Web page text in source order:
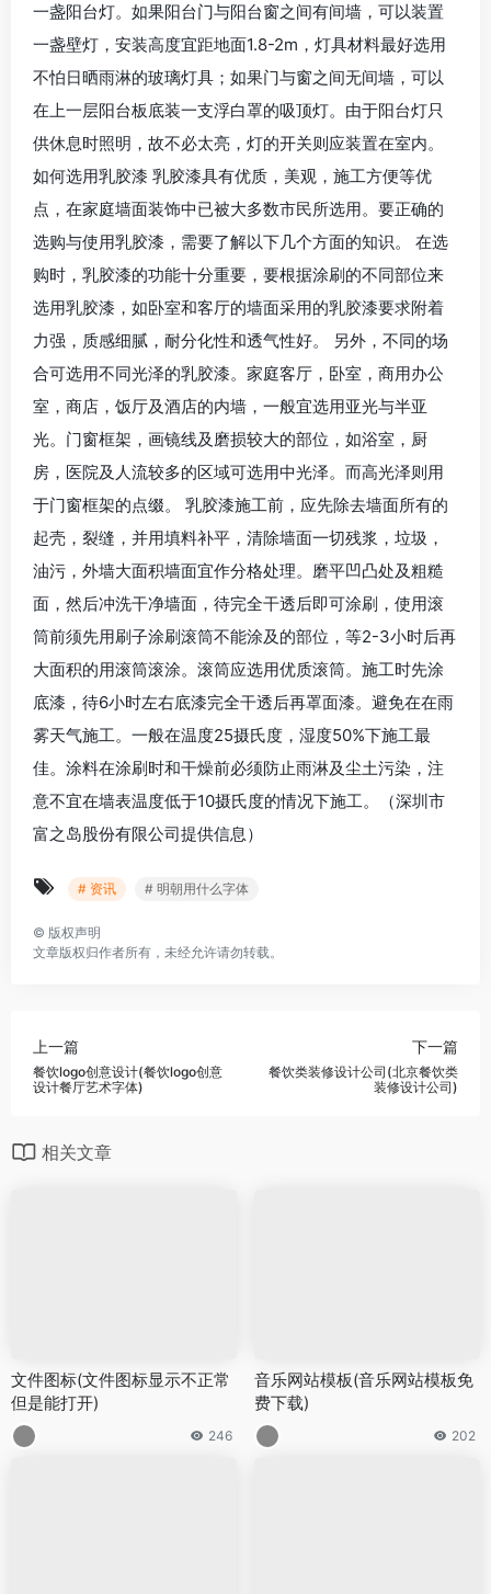
一盏阳台灯。如果阳台门与阳台窗之间有间墙，可以装置
一盏壁灯，安装高度宜距地面1.8-2m，灯具材料最好选用
不怕日晒雨淋的玻璃灯具；如果门与窗之间无间墙，可以
在上一层阳台板底装一支浮白罩的吸顶灯。由于阳台灯只
供休息时照明，故不必太亮，灯的开关则应装置在室内。
如何选用乳胶漆 乳胶漆具有优质，美观，施工方便等优
点，在家庭墙面装饰中已被大多数市民所选用。要正确的
选购与使用乳胶漆，需要了解以下几个方面的知识。 在选
购时，乳胶漆的功能十分重要，要根据涂刷的不同部位来
选用乳胶漆，如卧室和客厅的墙面采用的乳胶漆要求附着
力强，质感细腻，耐分化性和透气性好。 另外，不同的场
合可选用不同光泽的乳胶漆。家庭客厅，卧室，商用办公
室，商店，饭厅及酒店的内墙，一般宜选用亚光与半亚
光。门窗框架，画镜线及磨损较大的部位，如浴室，厨
房，医院及人流较多的区域可选用中光泽。而高光泽则用
于门窗框架的点缀。 乳胶漆施工前，应先除去墙面所有的
起壳，裂缝，并用填料补平，清除墙面一切残浆，垃圾，
油污，外墙大面积墙面宜作分格处理。磨平凹凸处及粗糙
面，然后冲洗干净墙面，待完全干透后即可涂刷，使用滚
筒前须先用刷子涂刷滚筒不能涂及的部位，等2-3小时后再
大面积的用滚筒滚涂。滚筒应选用优质滚筒。施工时先涂
底漆，待6小时左右底漆完全干透后再罩面漆。避免在在雨
雾天气施工。一般在温度25摄氏度，湿度50%下施工最
佳。涂料在涂刷时和干燥前必须防止雨淋及尘土污染，注
意不宜在墙表温度低于10摄氏度的情况下施工。（深圳市
富之岛股份有限公司提供信息）
# 资讯 # 明朝用什么字体
© 版权声明
文章版权归作者所有，未经允许请勿转载。
上一篇
餐饮logo创意设计(餐饮logo创意
设计餐厅艺术字体)
下一篇
餐饮类装修设计公司(北京餐饮类
装修设计公司)
相关文章
文件图标(文件图标显示不正常
但是能打开)
246
音乐网站模板(音乐网站模板免
费下载)
202